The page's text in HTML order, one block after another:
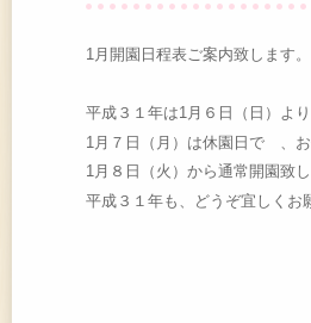
1月開園日程表ご案内致します。
平成３１年は1月６日（日）よ
1月７日（月）は休園日で 、
1月８日（火）から通常開園致し
平成３１年も、どうぞ宜しくお